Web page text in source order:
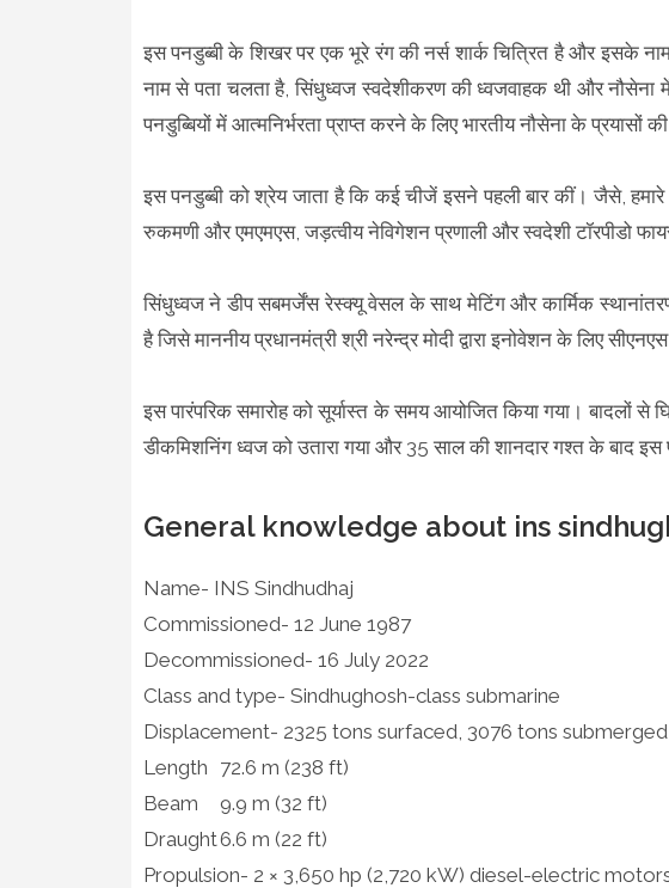
इस पनडुब्बी के शिखर पर एक भूरे रंग की नर्स शार्क चित्रित है और इसके
नाम से पता चलता है, सिंधुध्वज स्वदेशीकरण की ध्वजवाहक थी और नौसेना में
पनडुब्बियों में आत्मनिर्भरता प्राप्त करने के लिए भारतीय नौसेना के प्रयासों
इस पनडुब्बी को श्रेय जाता है कि कई चीजें इसने पहली बार कीं। जैसे,
रुकमणी और एमएमएस, जड़त्वीय नेविगेशन प्रणाली और स्वदेशी टॉरपीडो
सिंधुध्वज ने डीप सबमर्जेंस रेस्क्यू वेसल के साथ मेटिंग और कार्मिक
है जिसे माननीय प्रधानमंत्री श्री नरेन्‍द्र मोदी द्वारा इनोवेशन के लिए
इस पारंपरिक समारोह को सूर्यास्त के समय आयोजित किया गया। बादलों
डीकमिशनिंग ध्वज को उतारा गया और 35 साल की शानदार गश्त के बाद इस
General knowledge about ins
Name- INS Sindhudhaj
Commissioned- 12 June 1987
Decommissioned- 16 July 2022
Class and type- Sindhughosh-class submarine
Displacement- 2325 tons surfaced, 3076 tons submerged
Length 72.6 m (238 ft)
Beam
9.9 m (32 ft)
Draught6.6 m (22 ft)
Propulsion- 2 × 3,650 hp (2,720 kW) diesel-electric